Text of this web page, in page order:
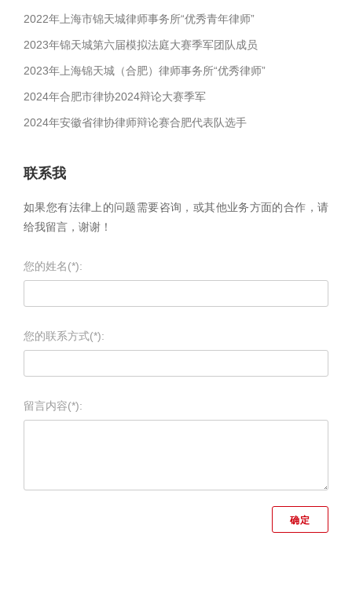
2022年上海市锦天城律师事务所“优秀青年律师”
2023年锦天城第六届模拟法庭大赛季军团队成员
2023年上海锦天城（合肥）律师事务所“优秀律师”
2024年合肥市律协2024辩论大赛季军
2024年安徽省律协律师辩论赛合肥代表队选手
联系我
如果您有法律上的问题需要咨询，或其他业务方面的合作，请
给我留言，谢谢！
您的姓名(*):
您的联系方式(*):
留言内容(*):